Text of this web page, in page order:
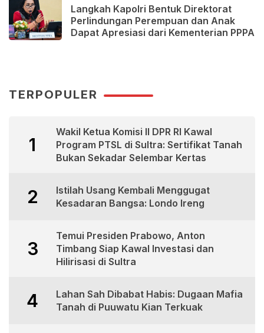
Langkah Kapolri Bentuk Direktorat
Perlindungan Perempuan dan Anak
Dapat Apresiasi dari Kementerian PPPA
TERPOPULER
1
Wakil Ketua Komisi II DPR RI Kawal
Program PTSL di Sultra: Sertifikat Tanah
Bukan Sekadar Selembar Kertas
2
Istilah Usang Kembali Menggugat
Kesadaran Bangsa: Londo Ireng
3
Temui Presiden Prabowo, Anton
Timbang Siap Kawal Investasi dan
Hilirisasi di Sultra
4
Lahan Sah Dibabat Habis: Dugaan Mafia
Tanah di Puuwatu Kian Terkuak